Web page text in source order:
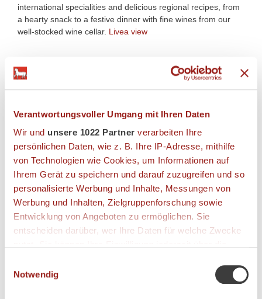
Verantwortungsvoller Umgang mit Ihren Daten
Wir und unsere 1022 Partner verarbeiten Ihre
persönlichen Daten, wie z. B. Ihre IP-Adresse, mithilfe
von Technologien wie Cookies, um Informationen auf
Ihrem Gerät zu speichern und darauf zuzugreifen und so
personalisierte Werbung und Inhalte, Messungen von
Werbung und Inhalten, Zielgruppenforschung sowie
Entwicklung von Angeboten zu ermöglichen. Sie
entscheiden darüber, wer Ihre Daten für welche Zwecke
Trigger Symbol ändern oder widerrufen
Notwendig
international specialities and delicious regional recipes, from
a hearty snack to a festive dinner with fine wines from our
well-stocked wine cellar. Livea view
Number of seats: 80
Number of tables: 20
List of Accepted payments:
AMENITIES